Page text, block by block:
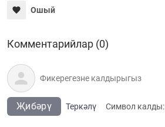
Ошый
Комментарийлар (0)
Җибәрү Теркәлү Cимвол калды: